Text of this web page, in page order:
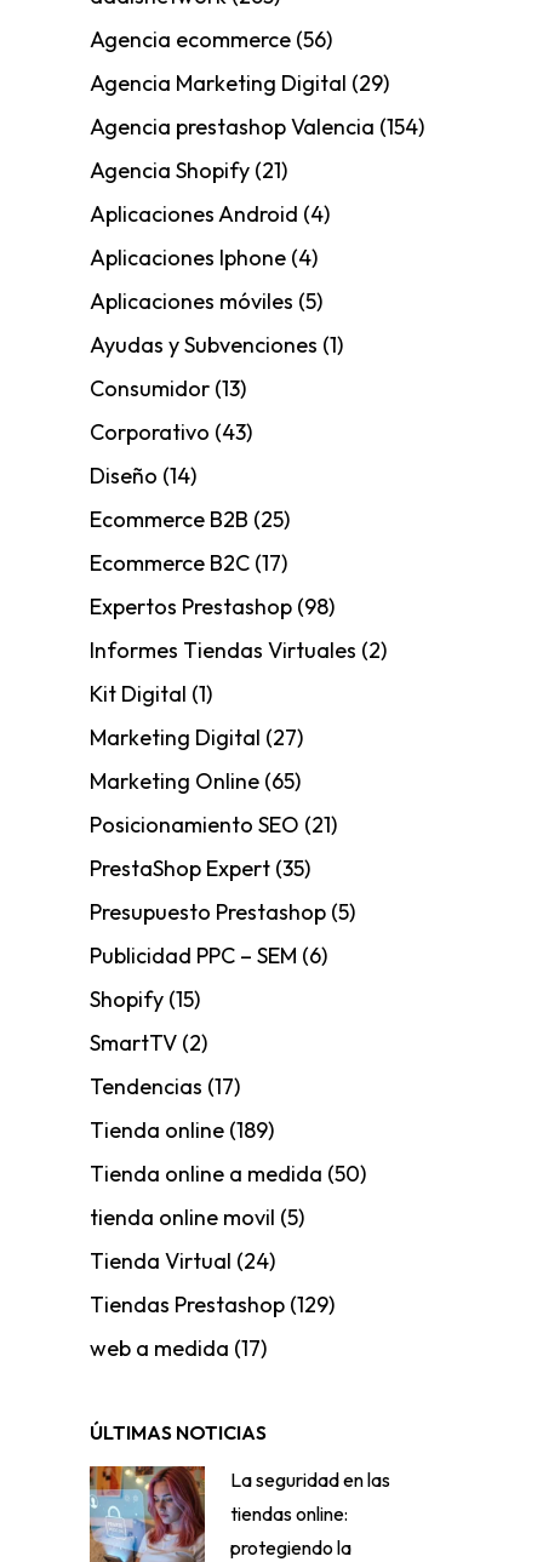
Agencia ecommerce (56)
Agencia Marketing Digital (29)
Agencia prestashop Valencia (154)
Agencia Shopify (21)
Aplicaciones Android (4)
Aplicaciones Iphone (4)
Aplicaciones móviles (5)
Ayudas y Subvenciones (1)
Consumidor (13)
Corporativo (43)
Diseño (14)
Ecommerce B2B (25)
Ecommerce B2C (17)
Expertos Prestashop (98)
Informes Tiendas Virtuales (2)
Kit Digital (1)
Marketing Digital (27)
Marketing Online (65)
Posicionamiento SEO (21)
PrestaShop Expert (35)
Presupuesto Prestashop (5)
Publicidad PPC – SEM (6)
Shopify (15)
SmartTV (2)
Tendencias (17)
Tienda online (189)
Tienda online a medida (50)
tienda online movil (5)
Tienda Virtual (24)
Tiendas Prestashop (129)
web a medida (17)
ÚLTIMAS NOTICIAS
La seguridad en las
tiendas online:
protegiendo la